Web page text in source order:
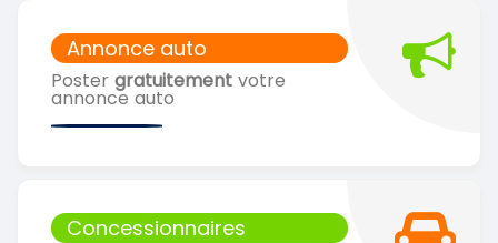
Annonce auto
Poster gratuitement votre
annonce auto
Concessionnaires